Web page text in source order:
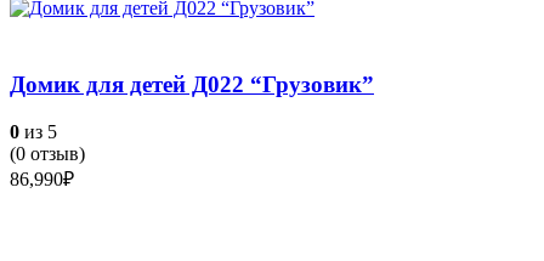
Домик для детей Д022 “Грузовик”
0 из 5
(0 отзыв)
86,990₽